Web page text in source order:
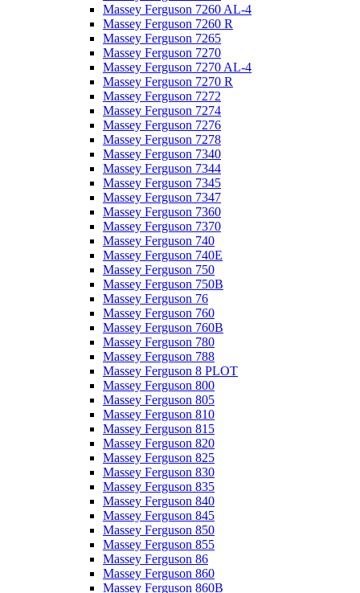
Massey Ferguson 7260 AL-4
Massey Ferguson 7260 R
Massey Ferguson 7265
Massey Ferguson 7270
Massey Ferguson 7270 AL-4
Massey Ferguson 7270 R
Massey Ferguson 7272
Massey Ferguson 7274
Massey Ferguson 7276
Massey Ferguson 7278
Massey Ferguson 7340
Massey Ferguson 7344
Massey Ferguson 7345
Massey Ferguson 7347
Massey Ferguson 7360
Massey Ferguson 7370
Massey Ferguson 740
Massey Ferguson 740E
Massey Ferguson 750
Massey Ferguson 750B
Massey Ferguson 76
Massey Ferguson 760
Massey Ferguson 760B
Massey Ferguson 780
Massey Ferguson 788
Massey Ferguson 8 PLOT
Massey Ferguson 800
Massey Ferguson 805
Massey Ferguson 810
Massey Ferguson 815
Massey Ferguson 820
Massey Ferguson 825
Massey Ferguson 830
Massey Ferguson 835
Massey Ferguson 840
Massey Ferguson 845
Massey Ferguson 850
Massey Ferguson 855
Massey Ferguson 86
Massey Ferguson 860
Massey Ferguson 860B